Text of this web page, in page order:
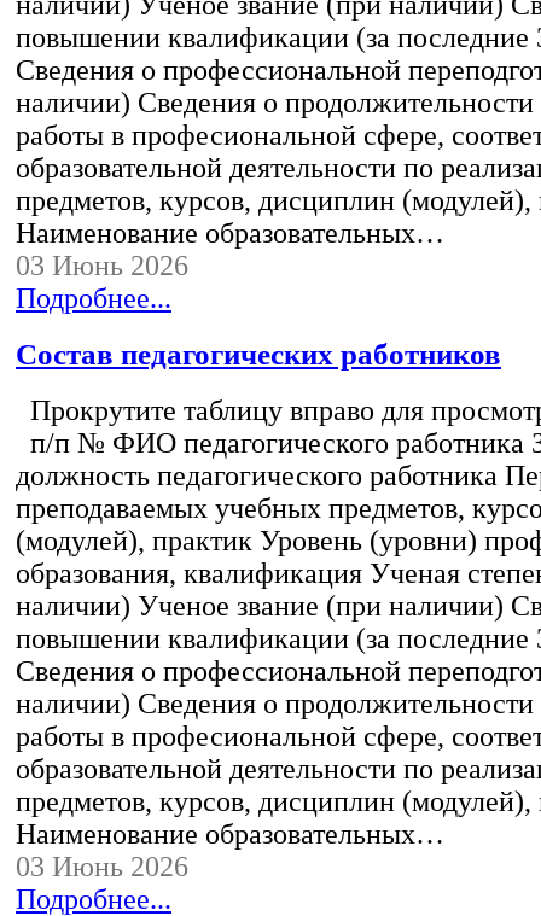
повышении квалификации (за последние
Сведения о профессиональной
наличии) Сведения о
работы в професиональной сфере,
образовательной деятельности по
предметов, курсов, дисциплин (модулей),
Наименование образовательных…
03 Июнь 2026
Подробнее...
Состав педагогических работников
Прокрутите таблицу вправо для
п/п № ФИО педагогического работника
должность педагогического работника
преподаваемых учебных предметов,
(модулей), практик Уровень (уровни)
образования, квалификация Ученая
наличии) Ученое звание (при наличии)
повышении квалификации (за последние
Сведения о профессиональной
наличии) Сведения о
работы в професиональной сфере,
образовательной деятельности по
предметов, курсов, дисциплин (модулей),
Наименование образовательных…
03 Июнь 2026
Подробнее...